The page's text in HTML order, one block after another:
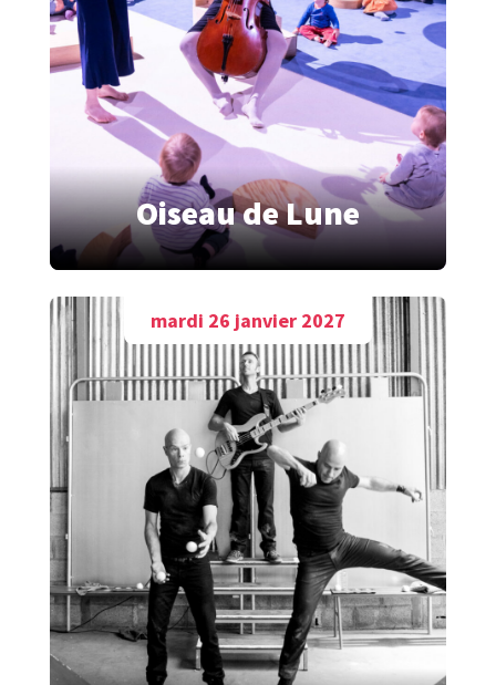
Oiseau de Lune
mardi 26 janvier 2027